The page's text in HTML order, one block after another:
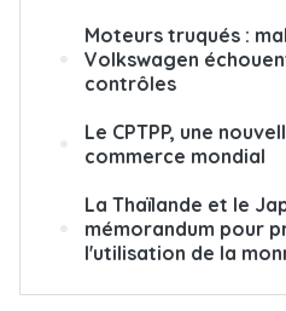
Moteurs truqués :
Volkswagen
contrôles
Le CPTPP, une
commerce mondial
La Thaïlande et le
mémorandum pour
l'utilisation de la